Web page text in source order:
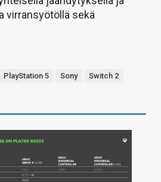
virransyötöllä sekä
PlayStation 5 Sony
Switch 2